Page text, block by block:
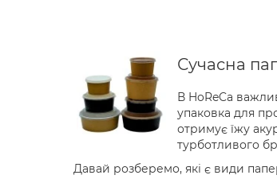
Сучасна
В HoReCa
упаковка для
отримує їжу
турботливого
Давай розберемо, які є види